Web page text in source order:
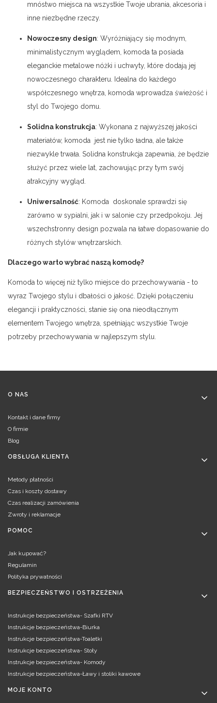
mnóstwo miejsca na wszystkie Twoje ubrania, akcesoria i
inne niezbędne rzeczy.
Nowoczesny design: Wyróżniający się modnym,
minimalistycznym wyglądem, komoda ta posiada
eleganckie metalowe nóżki i uchwyty, które dodają jej
nowoczesnego charakteru. Idealna do każdego
współczesnego wnętrza, komoda wprowadza świeżość i
styl do Twojego domu.
Solidna konstrukcja: Wykonana z najwyższej jakości
materiałów, komoda jest nie tylko ładna, ale także
niezwykle trwała. Solidna konstrukcja zapewnia, że będzie
służyć przez wiele lat, zachowując przy tym swój
atrakcyjny wygląd.
Uniwersalność: Komoda doskonale sprawdzi się
zarówno w sypialni, jak i w salonie czy przedpokoju. Jej
wszechstronny design pozwala na łatwe dopasowanie do
różnych stylów wnętrzarskich.
Dlaczego warto wybrać naszą komodę?
Komoda to więcej niż tylko miejsce do przechowywania - to
wyraz Twojego stylu i dbałości o jakość. Dzięki połączeniu
elegancji i praktyczności, stanie się ona nieodłącznym
elementem Twojego wnętrza, spełniając wszystkie Twoje
potrzeby przechowywania w najlepszym stylu.
Linki w stopce
O NAS
Kontakt i dane firmy
O firmie
Blog
OBSŁUGA KLIENTA
Metody płatności
Czas i koszty dostawy
Czas realizacji zamówienia
Zwroty i reklamacje
POMOC
Jak kupować?
Regulamin
Polityka prywatności
BEZPIECZEŃSTWO I OSTRZEŻENIA
Instrukcje bezpieczeństwa- Szafki RTV
Instrukcje bezpieczeństwa-Biurka
Instrukcje bezpieczeństwa-Toaletki
Instrukcje bezpieczeństwa- Stoły
Instrukcje bezpieczeństwa- Komody
Instrukcje bezpieczeństwa-Ławy i stoliki kawowe
MOJE KONTO